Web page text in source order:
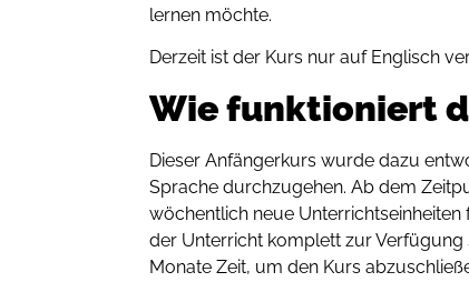
lernen möchte.
Derzeit ist der Kurs nur auf Englisch
Wie funktioniert
Dieser Anfängerkurs wurde dazu
Sprache durchzugehen. Ab dem
wöchentlich neue
der Unterricht komplett zur
Monate Zeit, um den Kurs